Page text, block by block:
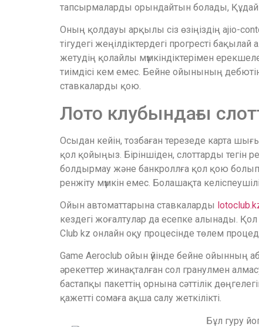
тапсырмаларды орындайтын болады, Құдай
Оның қолдауы арқылы сіз өзіңіздің ajio-
тігудегі жеңілдіктердегі прогресті
жетудің қолайлы мүмкіндіктерімен
тиімдісі кем емес. Бейне ойынының
ставкаларды қою.
Лото клубындағы
Осыдан кейін, тозбаған терезеде карта
қол қойыңыз. Біріншіден, слоттарды
болдырмау және банкроллға қол қою болып
ренжіту мүмкін емес. Болашақта
Ойын автоматтарына ставкаларды
кездегі жоғалтулар да есепке алынады. Қол
Club kz онлайн оқу процесінде төлем
Game Aeroclub ойын үйінде бейне ойынның
әрекеттер жинақталған сол гранулмен
бастапқы пакеттің орнына сәттілік
қажетті сомаға ақша салу жеткілікті.
Бұл гуру